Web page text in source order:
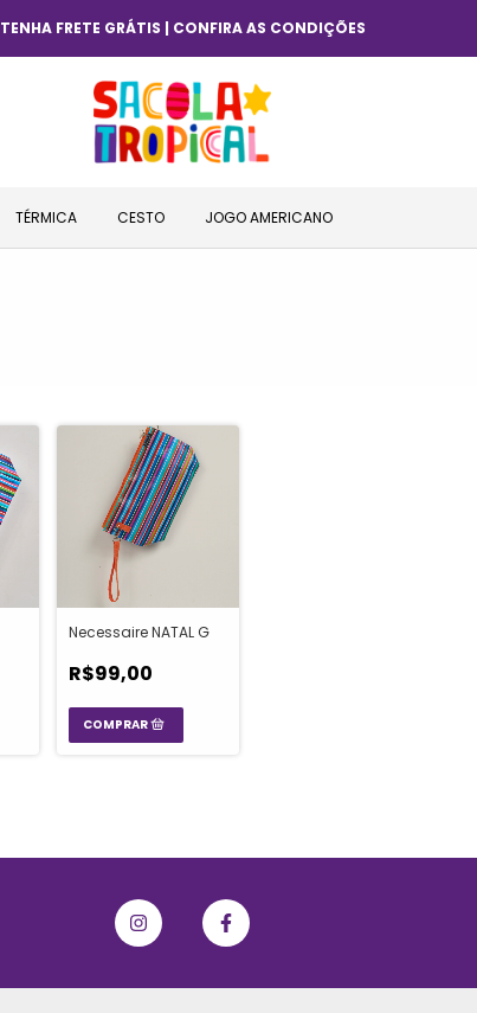
TENHA FRETE GRÁTIS | CONFIRA AS CONDIÇÕES
TÉRMICA CESTO JOGO AMERICANO
Necessaire NATAL G
R$99,00